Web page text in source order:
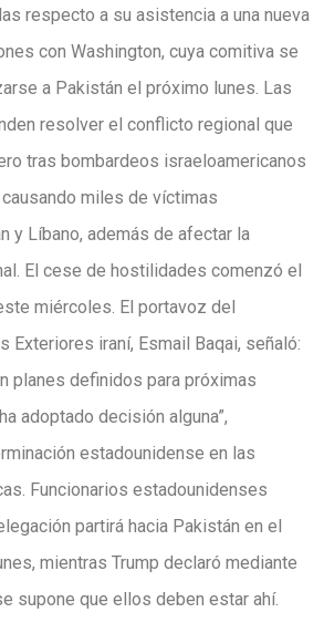
respecto a su asistencia a una nueva
con Washington, cuya comitiva se
a Pakistán el próximo lunes. Las
resolver el conflicto regional que
tras bombardeos israeloamericanos
miles de víctimas
y Líbano, además de afectar la
El cese de hostilidades comenzó el
miércoles. El portavoz del
Exteriores iraní, Esmail Baqai, señaló:
planes definidos para próximas
adoptado decisión alguna”,
estadounidense en las
Funcionarios estadounidenses
partirá hacia Pakistán en el
mientras Trump declaró mediante
supone que ellos deben estar ahí.